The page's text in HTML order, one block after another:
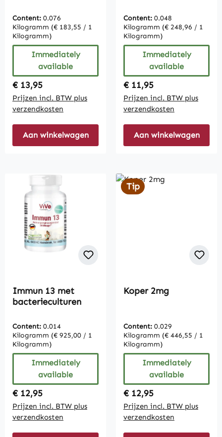
Content: 0.076
Kilogramm (€ 183,55 / 1
Kilogramm)
Immediately
available
Regular price:
€ 13,95
Prijzen incl. BTW plus
verzendkosten
Aan winkelwagen
Content: 0.048
Kilogramm (€ 248,96 / 1
Kilogramm)
Immediately
available
Regular price:
€ 11,95
Prijzen incl. BTW plus
verzendkosten
Aan winkelwagen
Immun 13 met
bacterieculturen
Content: 0.014
Kilogramm (€ 925,00 / 1
Kilogramm)
Immediately
available
Regular price:
€ 12,95
Prijzen incl. BTW plus
verzendkosten
Tip
Koper 2mg
Content: 0.029
Kilogramm (€ 446,55 / 1
Kilogramm)
Immediately
available
Regular price:
€ 12,95
Prijzen incl. BTW plus
verzendkosten